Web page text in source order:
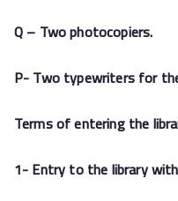
Q – Two photocopiers.
P- Two typewriters for
Terms of entering the
1- Entry to the library